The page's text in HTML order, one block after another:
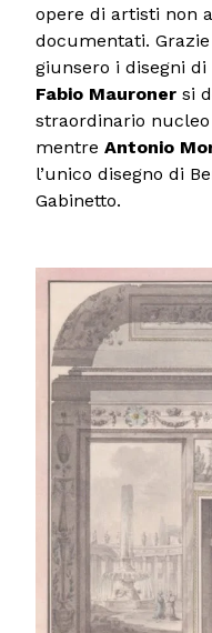
opere di artisti non
documentati.
giunsero i disegni di
Fabio Mauroner si
straordinario
mentre Antonio
l’unico disegno di
Gabinetto.